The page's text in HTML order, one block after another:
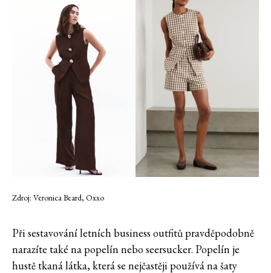
Zdroj: Veronica Beard, Oxxo
Při sestavování letních business outfitů pravděpodobně
narazíte také na popelín nebo seersucker. Popelín je
hustě tkaná látka, která se nejčastěji používá na šaty